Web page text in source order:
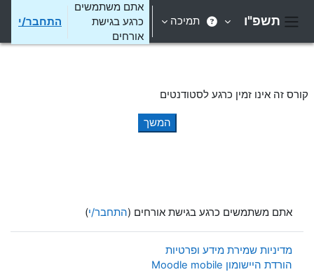
תשפ"ו תמיכה
אתם משתמשים
כרגע בגישת
אורחים
התחבר/י
קורס זה אינו זמין כרגע לסטודנטים
המשך
אתם משתמשים כרגע בגישת אורחים (התחבר/י)
מדיניות שמירת מידע ופרטיות
הורדת היישומון Moodle mobile